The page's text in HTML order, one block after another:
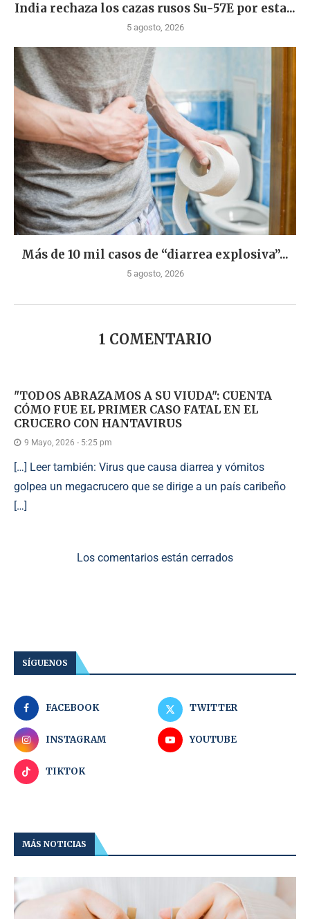
India rechaza los cazas rusos Su-57E por esta...
5 agosto, 2026
Más de 10 mil casos de “diarrea explosiva”...
5 agosto, 2026
1 COMENTARIO
"TODOS ABRAZAMOS A SU VIUDA": CUENTA
CÓMO FUE EL PRIMER CASO FATAL EN EL
CRUCERO CON HANTAVIRUS
9 Mayo, 2026 - 5:25 pm
[…] Leer también: Virus que causa diarrea y vómitos
golpea un megacrucero que se dirige a un país caribeño
[…]
Los comentarios están cerrados
SÍGUENOS
FACEBOOK TWITTER
INSTAGRAM YOUTUBE
TIKTOK
MÁS NOTICIAS